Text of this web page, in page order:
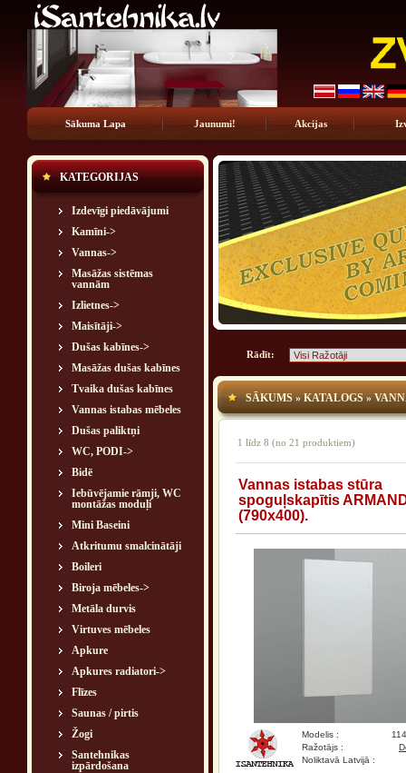
Sākuma Lapa Jaunumi! Akcijas
KATEGORIJAS
Izdevīgi piedāvājumi
Kamīni->
Vannas->
Masāžas sistēmas
vannām
Izlietnes->
Maisītāji->
Dušas kabīnes->
Masāžas dušas kabīnes
Tvaika dušas kabīnes
Vannas istabas mēbeles
Dušas paliktņi
WC, PODI->
Bidē
Iebūvējamie rāmji, WC
montāžas moduļi
Mini Baseini
Atkritumu smalcinātāji
Boileri
Biroja mēbeles->
Metāla durvis
Virtuves mēbeles
Apkure
Apkures radiatori->
Flīzes
Saunas / pirtis
Žogi
Santehnikas
izpārdošana
Rādīt:
SĀKUMS»KATALOGS»
1 līdz 8 (no 21 produktiem)
Vannas istabas stūra
spoguļskapītis
(790x400).
Modelis :
Ražotājs :
Noliktavā Latvijā :